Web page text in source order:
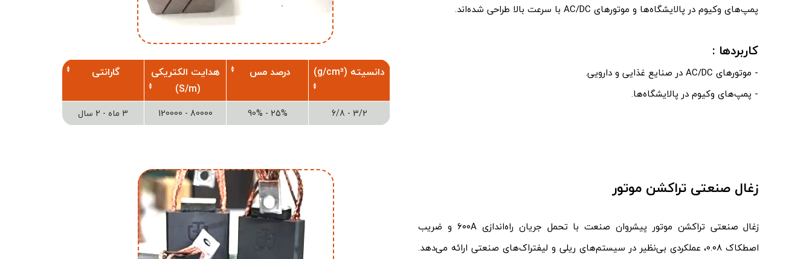
پمپ‌های وکیوم در پالایشگاه‌ها و موتورهای AC/DC با سرعت بالا طراحی شده‌اند.
کاربردها :
- موتورهای AC/DC در صنایع غذایی و دارویی.
- پمپ‌های وکیوم در پالایشگاه‌ها.
دانسیته (g/cm³) درصد مس
هدایت الکتریکی
(S/m)
گارانتی
3/2 - 6/8
25% - 90%
80000 - 120000 3 ماه - 2 سال
زغال صنعتی تراکشن موتور
زغال صنعتی تراکشن موتور پیشروان صنعت با تحمل جریان راه‌اندازی ۶۰۰A و ضریب
اصطکاک ۰.۰۸، عملکردی بی‌نظیر در سیستم‌های ریلی و لیفتراک‌های صنعتی ارائه می‌دهد.